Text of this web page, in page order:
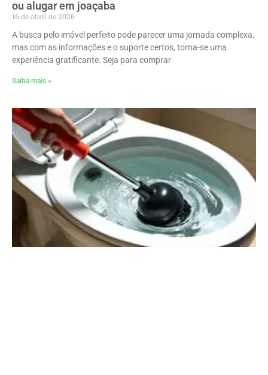
ou alugar em joaçaba
16 de abril de 2026
A busca pelo imóvel perfeito pode parecer uma jornada complexa,
mas com as informações e o suporte certos, torna-se uma
experiência gratificante. Seja para comprar
Saiba mais »